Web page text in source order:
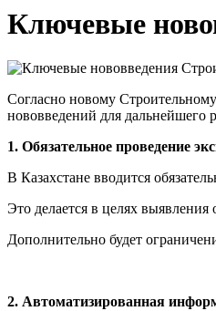
Ключевые
Согласно новому
нововведений для дальнейшего
1. Обязательное проведение
В Казахстане вводится
Это делается в целях
Дополнительно будет
2. Автоматизированная